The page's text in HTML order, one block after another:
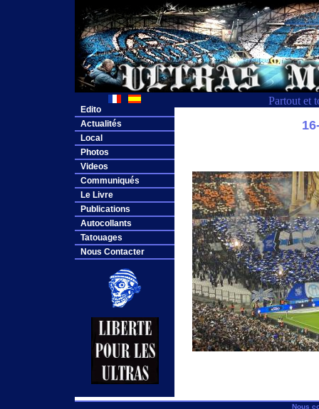
Partout et
Edito
Actualités
Local
Photos
Videos
Communiqués
Le Livre
Publications
Autocollants
Tatouages
Nous Contacter
Nous